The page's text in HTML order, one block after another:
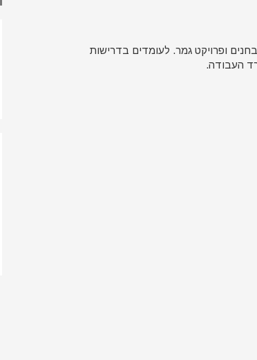
במבחנים ופרויקט גמר. לעומדים בדרישות
העבודה.